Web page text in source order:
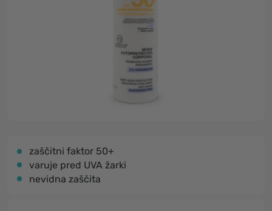
zaščitni faktor 50+
varuje pred UVA žarki
nevidna zaščita